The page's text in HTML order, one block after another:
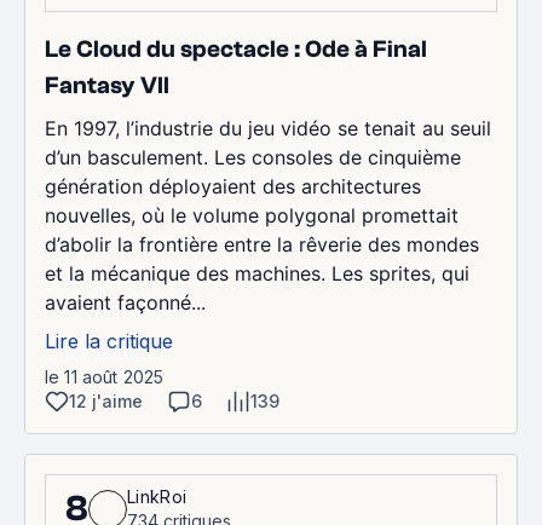
Le Cloud du spectacle : Ode à Final
Fantasy VII
En 1997, l’industrie du jeu vidéo se tenait au seuil
d’un basculement. Les consoles de cinquième
génération déployaient des architectures
nouvelles, où le volume polygonal promettait
d’abolir la frontière entre la rêverie des mondes
et la mécanique des machines. Les sprites, qui
avaient façonné...
Lire la critique
le 11 août 2025
12 j'aime
6 139
8
LinkRoi
734 critiques